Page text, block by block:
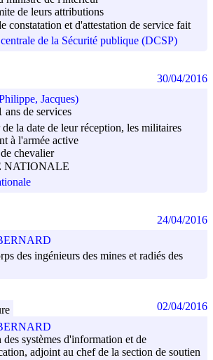
de leurs attributions
constatation et d'attestation de service fait
de la Sécurité publique (DCSP)
Jacques)
ans de services
de la date de leur réception, les militaires
à l'armée active
chevalier
NATIONALE
30/04/2016
des ingénieurs des mines et radiés des
24/04/2016
des systèmes d'information et de
adjoint au chef de la section de soutien
02/04/2016